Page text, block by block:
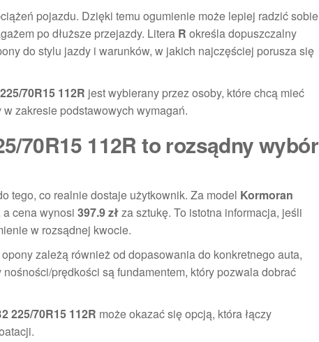
pojazdu. Dzięki temu ogumienie może lepiej radzić sobie
po dłuższe przejazdy. Litera R określa dopuszczalny
do stylu jazdy i warunków, w jakich najczęściej porusza się
70R15 112R jest wybierany przez osoby, które chcą mieć
zakresie podstawowych wymagań.
70R15 112R to rozsądny wybór
tego, co realnie dostaje użytkownik. Za model Kormoran
cena wynosi 397.9 złza sztukę. To istotna informacja, jeśli
w rozsądnej kwocie.
zależą również od dopasowania do konkretnego auta,
prędkości są fundamentem, który pozwala dobrać
225/70R15 112R może okazać się opcją, która łączy